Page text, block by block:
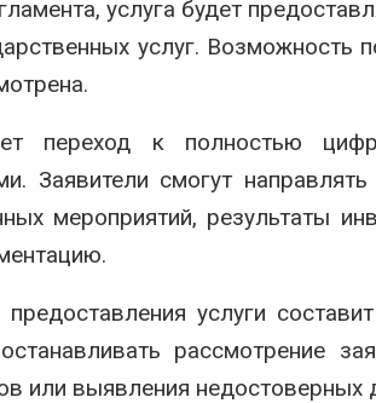
услуга будет
услуг. Возможность
переход к полностью
Заявители смогут
мероприятий, результаты
услуги
рассмотрение
или выявления недостоверных